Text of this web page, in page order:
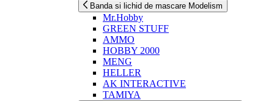
Banda si lichid de mascare Modelism
Mr.Hobby
GREEN STUFF
AMMO
HOBBY 2000
MENG
HELLER
AK INTERACTIVE
TAMIYA